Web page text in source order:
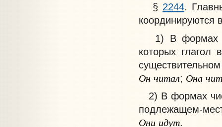
§ 2244.
1) В формах
которых
Он читал; Она
2) В формах
подлежащем-
Они идут.